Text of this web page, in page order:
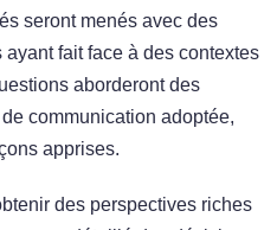
seront menés avec des
fait face à des contextes
aborderont des
communication adoptée,
apprises.
des perspectives riches